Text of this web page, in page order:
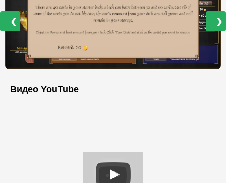
❮ ❯
Видео YouTube